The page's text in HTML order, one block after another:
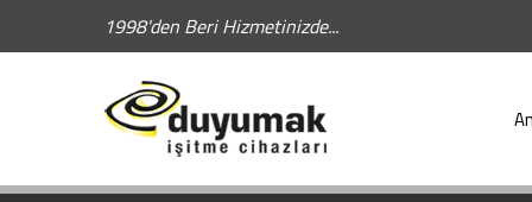
1998'den Beri Hizmetinizde...
Hızlı Arama: